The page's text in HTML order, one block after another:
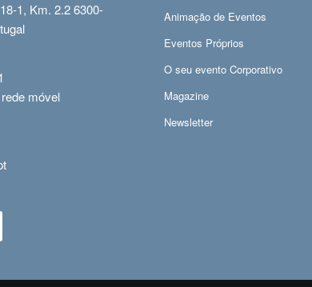
1, Km. 2.2 6300-
móvel
Animação de Eventos
Eventos Próprios
O seu evento Corporativo
Magazine
Newsletter